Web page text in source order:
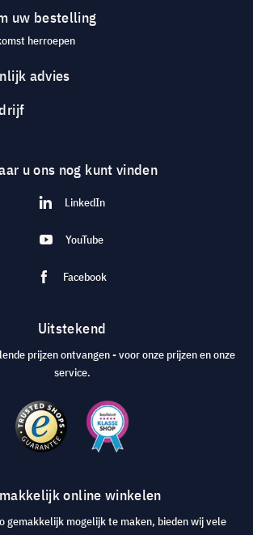
uw bestelling
herroepen
advies
u ons nog kunt vinden
LinkedIn
YouTube
Facebook
Uitstekend
prijzen ontvangen - voor onze prijzen en onze
service.
online winkelen
gemakkelijk mogelijk te maken, bieden wij vele